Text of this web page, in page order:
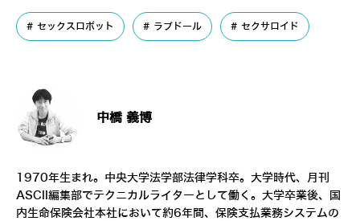
セックスロボット ラブドール セクサロイド
中橋 義博
1970年生まれ。中央大学法学部法律学科卒。大学時代、月刊
ASCII編集部でテクニカルライターとして働く。大学卒業後、国
内生命保険会社本社において約6年間、保険支払業務システムの